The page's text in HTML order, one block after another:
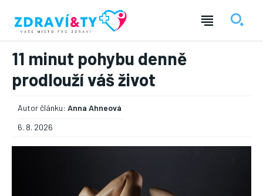
― REKLAMA ―
11 minut pohybu denně
prodlouží váš život
Autor článku: Anna Ahneová
6. 8. 2026